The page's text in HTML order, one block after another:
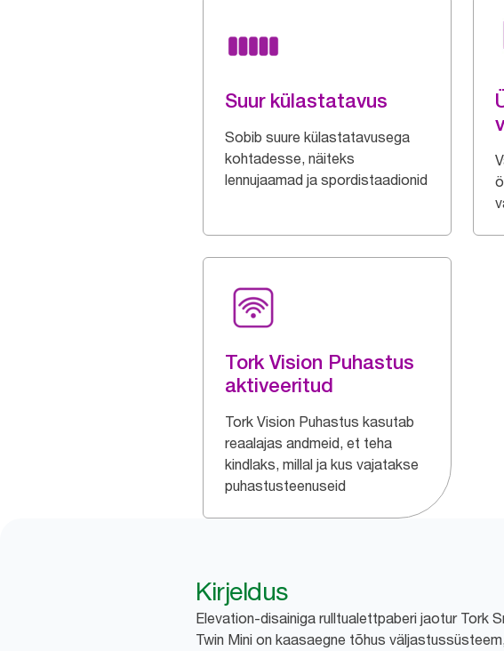
Suur külastatavus
Sobib suure külastatavusega
kohtadesse, näiteks
lennujaamad ja spordistaadionid
Tork Vision Puhastus
aktiveeritud
Tork Vision Puhastus kasutab
reaalajas andmeid, et teha
kindlaks, millal ja kus vajatakse
puhastusteenuseid
Kirjeldus
Elevation-disainiga rulltualettpaberi jaotur Tork
Twin Mini on kaasaegne tõhus